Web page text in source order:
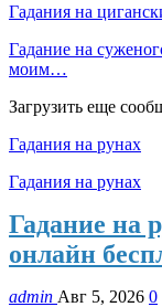
Гадания на
Гадание на
моим…
Загрузить еще
Гадания на рунах
Гадания на рунах
Гадание на
онлайн
admin Авг 5, 2026 0